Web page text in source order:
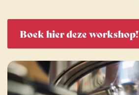
Boek hier deze workshop!